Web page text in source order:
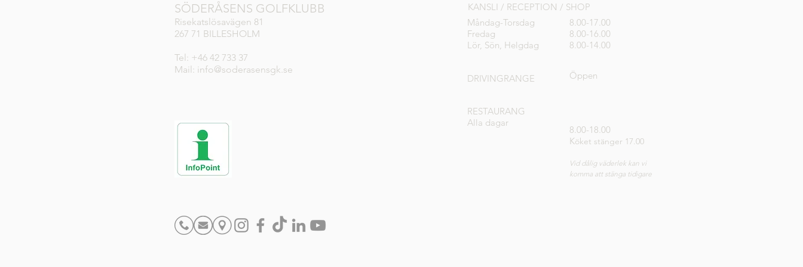
SÖDERÅSENS GOLFKLUBB
Risekatslösavägen 81
267 71 BILLESHOLM
Tel: +46 42 733 37
Mail: info@soderasensgk.se
KANSLI / RECEPTION / SHOP
Måndag-Torsdag
Fredag
Lör, Sön, Helgdag
DRIVINGRANGE
RESTAURANG
Alla dagar
8.00-17.00
8.00-16.00
8.00-14.00
Öppen
8.00-18.00
Köket stänger 17.00
Vid dålig väderlek kan vi
komma att stänga tidigare